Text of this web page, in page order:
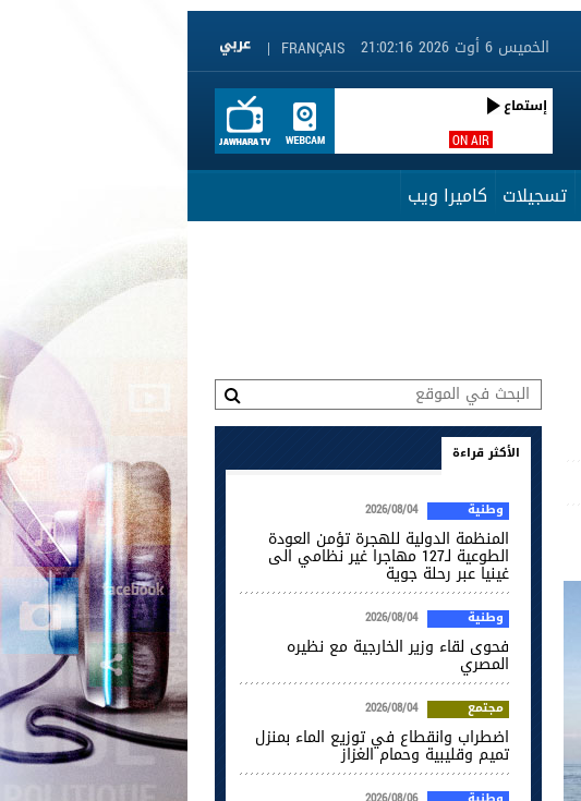
FRANÇAIS
| الخميس 6 أوت 2026 21:02:16
ON AIR
إستماع
تسجيلات كاميرا ويب
الأكثر قراءة
وطنية 2026/08/04
المنظمة الدولية للهجرة تؤمن العودة
الطوعية لـ127 مهاجرا غير نظامي الى
غينيا عبر رحلة جوية
وطنية 2026/08/04
فحوى لقاء وزير الخارجية مع نظيره
المصري
مجتمع 2026/08/04
اضطراب وانقطاع في توزيع الماء بمنزل
تميم وقليبية وحمام الغزاز